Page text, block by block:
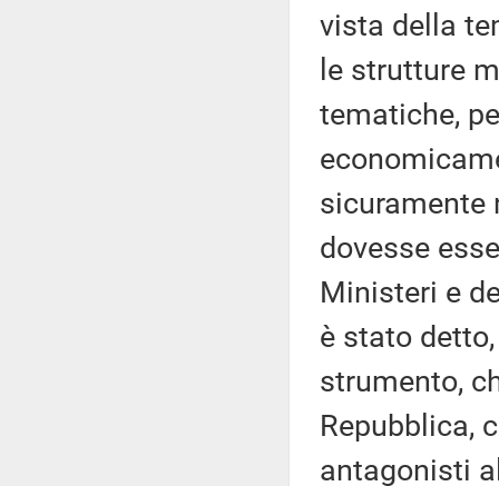
vista della
le strutture
tematiche,
sicuramente
dovesse
Ministeri e
è stato
strumento,
Repubblica,
antagonisti